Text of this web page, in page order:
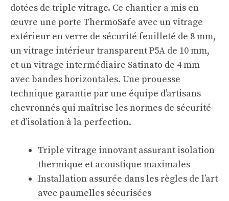
dotées de triple vitrage. Ce chantier a mis en
œuvre une porte ThermoSafe avec un vitrage
extérieur en verre de sécurité feuilleté de 8 mm,
un vitrage intérieur transparent P5A de 10 mm,
et un vitrage intermédiaire Satinato de 4 mm
avec bandes horizontales. Une prouesse
technique garantie par une équipe d’artisans
chevronnés qui maîtrise les normes de sécurité
et d’isolation à la perfection.
Triple vitrage innovant assurant isolation
thermique et acoustique maximales
Installation assurée dans les règles de l’art
avec paumelles sécurisées